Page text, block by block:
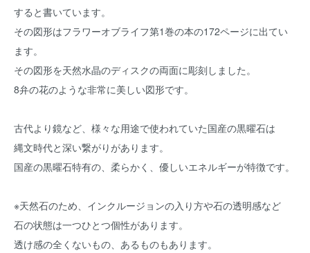
すると書いています。
その図形はフラワーオブライフ第1巻の本の172ページに出てい
ます。
その図形を天然水晶のディスクの両面に彫刻しました。
8弁の花のような非常に美しい図形です。
古代より鏡など、様々な用途で使われていた国産の黒曜石は
縄文時代と深い繋がりがあります。
国産の黒曜石特有の、柔らかく、優しいエネルギーが特徴です。
※天然石のため、インクルージョンの入り方や石の透明感など
石の状態は一つひとつ個性があります。
透け感の全くないもの、あるものもあります。